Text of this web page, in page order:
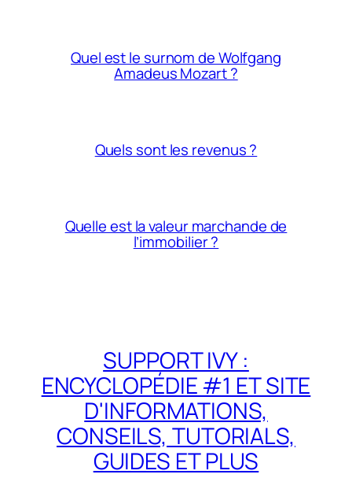
Quel est le surnom de Wolfgang
Amadeus Mozart ?
Quels sont les revenus ?
Quelle est la valeur marchande de
l’immobilier ?
SUPPORT IVY :
ENCYCLOPÉDIE #1 ET SITE
D'INFORMATIONS,
CONSEILS, TUTORIALS,
GUIDES ET PLUS